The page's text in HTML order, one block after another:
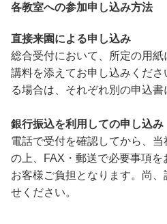
各教室への参加申し込み方法
直接来園による申し込み
総合受付において、所定の用
講料を添えてお申し込みくだ
る場合は、それぞれ別の申込書
銀行振込を利用しての申し込み
電話で受付を確認してから、
の上、FAX・郵送で必要事項
お客様ご負担となります。尚
せください。